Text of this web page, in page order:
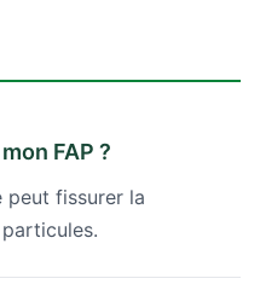
FAP ?
peut fissurer la